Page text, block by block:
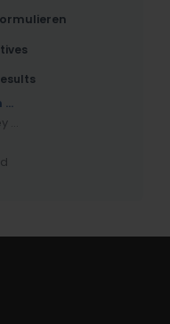
…
…